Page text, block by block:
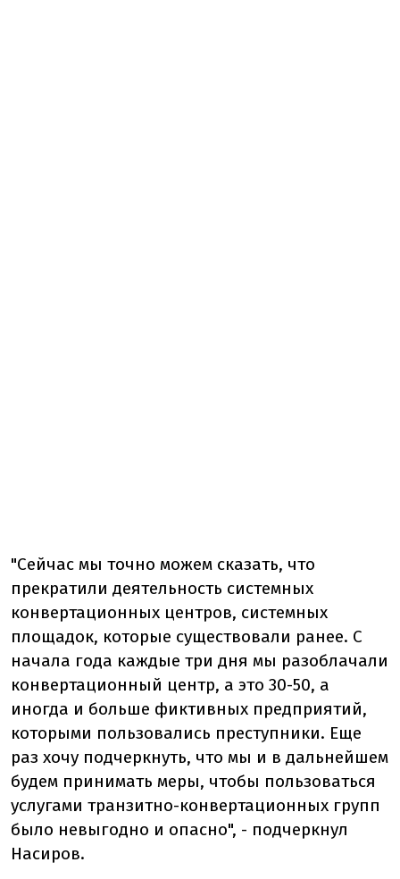
"Сейчас мы точно можем сказать, что
прекратили деятельность системных
конвертационных центров, системных
площадок, которые существовали ранее. С
начала года каждые три дня мы разоблачали
конвертационный центр, а это 30-50, а
иногда и больше фиктивных предприятий,
которыми пользовались преступники. Еще
раз хочу подчеркнуть, что мы и в дальнейшем
будем принимать меры, чтобы пользоваться
услугами транзитно-конвертационных групп
было невыгодно и опасно", - подчеркнул
Насиров.